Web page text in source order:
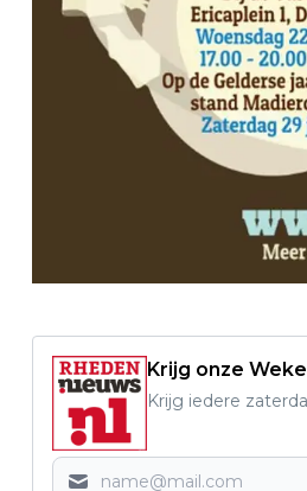
Krijg onze
Krijg iedere